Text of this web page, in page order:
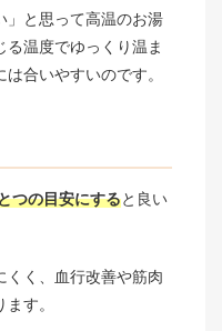
」と思って高温のお湯
温度でゆっくり温ま
合いやすいのです。
つの目安にすると良い
くく、血行改善や筋肉
す。